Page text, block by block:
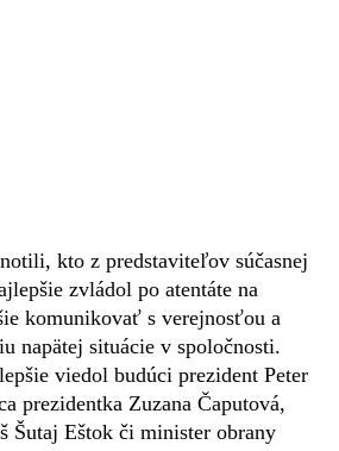
kto z predstaviteľov súčasnej
zvládol po atentáte na
komunikovať s verejnosťou a
napätej situácie v spoločnosti.
viedol budúci prezident Peter
prezidentka Zuzana Čaputová,
Šutaj Eštok či minister obrany